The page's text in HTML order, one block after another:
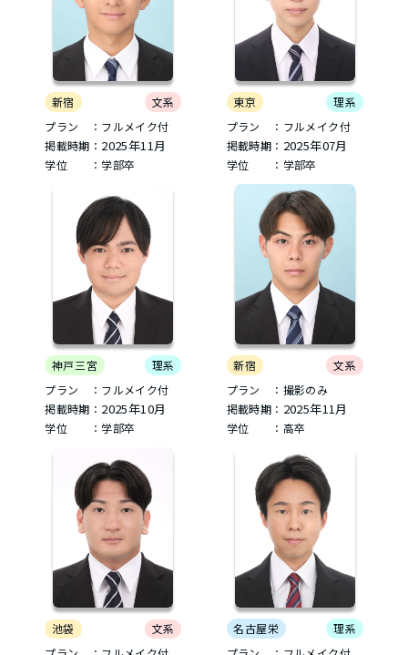
新宿
文系
プラン ：フルメイク付
掲載時期： 2025年11月
学位 ：学部卒
東京
理系
プラン ：フルメイク付
掲載時期： 2025年07月
学位 ：学部卒
神戸三宮
理系
プラン ：フルメイク付
掲載時期： 2025年10月
学位 ：学部卒
新宿
文系
プラン ：撮影のみ
掲載時期： 2025年11月
学位 ：高卒
池袋
文系
名古屋栄
理系